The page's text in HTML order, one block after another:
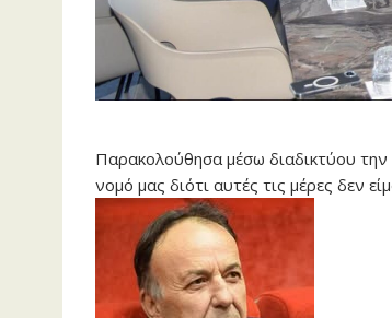
Παρακολούθησα μέσω διαδικτύου
νομό μας διότι αυτές τις μέρες δεν